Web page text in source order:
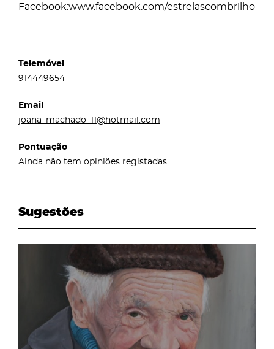
Facebook:www.facebook.com/estrelascombrilho
Telemóvel
914449654
Email
joana_machado_11@hotmail.com
Pontuação
Ainda não tem opiniões registadas
Sugestões